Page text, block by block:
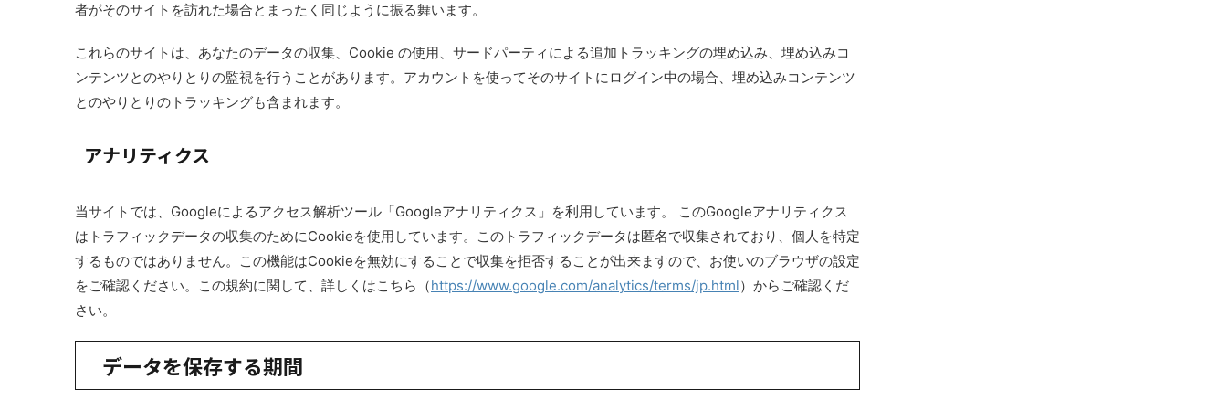
者がそのサイトを訪れた場合とまったく同じように振る舞います。
これらのサイトは、あなたのデータの収集、Cookie の使用、サードパーティによる追加トラッキングの埋め込み、埋め込みコ
ンテンツとのやりとりの監視を行うことがあります。アカウントを使ってそのサイトにログイン中の場合、埋め込みコンテンツ
とのやりとりのトラッキングも含まれます。
アナリティクス
当サイトでは、Googleによるアクセス解析ツール「Googleアナリティクス」を利用しています。 このGoogleアナリティクス
はトラフィックデータの収集のためにCookieを使用しています。このトラフィックデータは匿名で収集されており、個人を特定
するものではありません。この機能はCookieを無効にすることで収集を拒否することが出来ますので、お使いのブラウザの設定
をご確認ください。この規約に関して、詳しくはこちら（https://www.google.com/analytics/terms/jp.html）からご確認くだ
さい。
データを保存する期間